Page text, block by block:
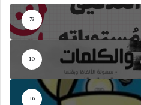
73
10
16